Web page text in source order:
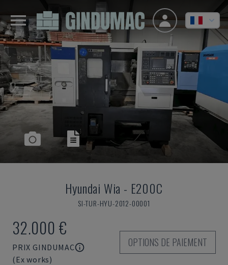
Hyundai Wia - E200C
SI-TUR-HYU-2012-00001
32.000 €
PRIX GINDUMAC
(Ex works)
OPTIONS DE PAIEMENT